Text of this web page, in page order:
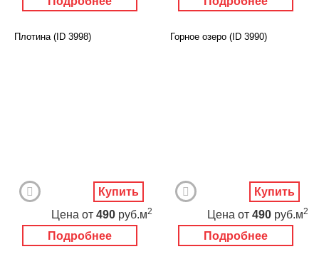
Плотина (ID 3998)
Подробнее
Цена от 490 руб.м2
Купить
Горное озеро (ID 3990)
Подробнее
Цена от 490 руб.м2
Купить